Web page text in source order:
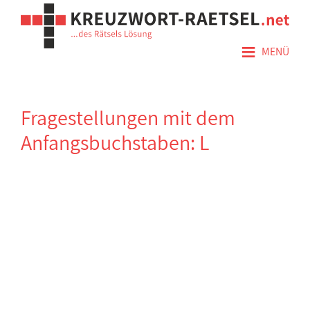
≡ MENÜ
Fragestellungen mit dem
Anfangsbuchstaben: L